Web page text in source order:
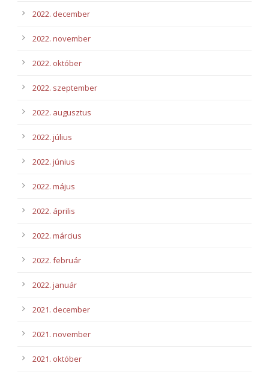
2022. december
2022. november
2022. október
2022. szeptember
2022. augusztus
2022. július
2022. június
2022. május
2022. április
2022. március
2022. február
2022. január
2021. december
2021. november
2021. október